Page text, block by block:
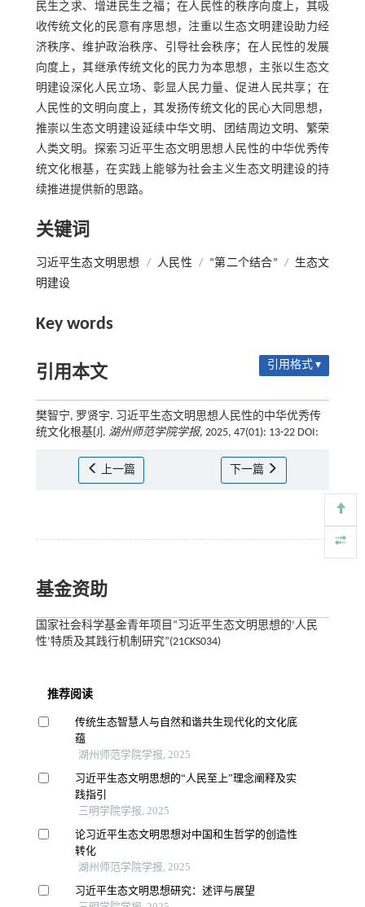
民生之求、增进民生之福；在人民性的秩序向度上，其吸
收传统文化的民意有序思想，注重以生态文明建设助力经
济秩序、维护政治秩序、引导社会秩序；在人民性的发展
向度上，其继承传统文化的民力为本思想，主张以生态文
明建设深化人民立场、彰显人民力量、促进人民共享；在
人民性的文明向度上，其发扬传统文化的民心大同思想，
推崇以生态文明建设延续中华文明、团结周边文明、繁荣
人类文明。探索习近平生态文明思想人民性的中华优秀传
统文化根基，在实践上能够为社会主义生态文明建设的持
续推进提供新的思路。
关键词
习近平生态文明思想 / 人民性 / “第二个结合” / 生态文
明建设
Key words
引用本文 引用格式 ▾
樊智宁, 罗贤宇. 习近平生态文明思想人民性的中华优秀传
统文化根基[J]. 湖州师范学院学报, 2025, 47(01): 13-22 DOI:
上一篇 下一篇
基金资助
国家社会科学基金青年项目“习近平生态文明思想的‘人民
性’特质及其践行机制研究”(21CKS034)